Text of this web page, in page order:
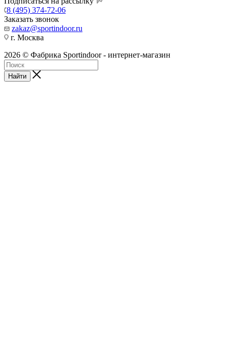
8 (495) 374-72-06
Заказать звонок
zakaz@sportindoor.ru
г. Москва
2026 © Фабрика Sportindoor - интернет-магазин
Найти